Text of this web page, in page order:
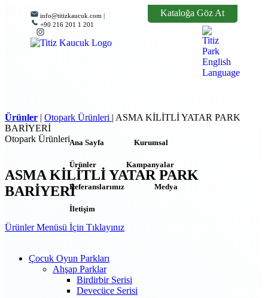
info@titizkaucuk.com |
+90 216 201 1 201
Kataloğa Göz At
Ana Sayfa Kurumsal
Ürünler Kampanyalar
Referanslarımız Medya
İletişim
Ürünler | Otopark Ürünleri | ASMA KİLİTLİ YATAR PARK
BARİYERİ
Otopark Ürünleri
ASMA KİLİTLİ YATAR PARK
BARİYERİ
Ürünler Menüsü İçin Tıklayınız
Çocuk Oyun Parkları
Ahşap Parklar
Birdirbir Serisi
Devecüce Serisi